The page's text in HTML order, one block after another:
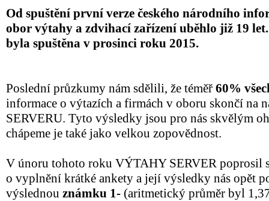
Od spuštění první verze českého národního
obor výtahy a zdvihací zařízení uběhlo již 19
byla spuštěna v prosinci roku 2015.
Poslední průzkumy nám sdělili, že téměř 60%
informace o výtazích a firmách v oboru skončí na
SERVERU. Tyto výsledky jsou pro nás skvělým
chápeme je také jako velkou zopovědnost.
V únoru tohoto roku VÝTAHY SERVER poprosil
o vyplnění krátké ankety a její výsledky nás opět
výslednou známku 1- (aritmetický průměr byl